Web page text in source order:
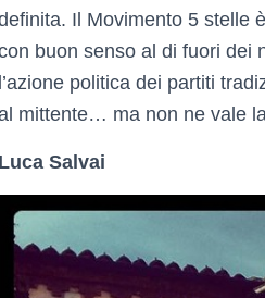
Il Movimento 5 stelle
buon senso al di fuori dei
l’azione politica dei partiti
mittente… ma non ne vale
Luca Salvai